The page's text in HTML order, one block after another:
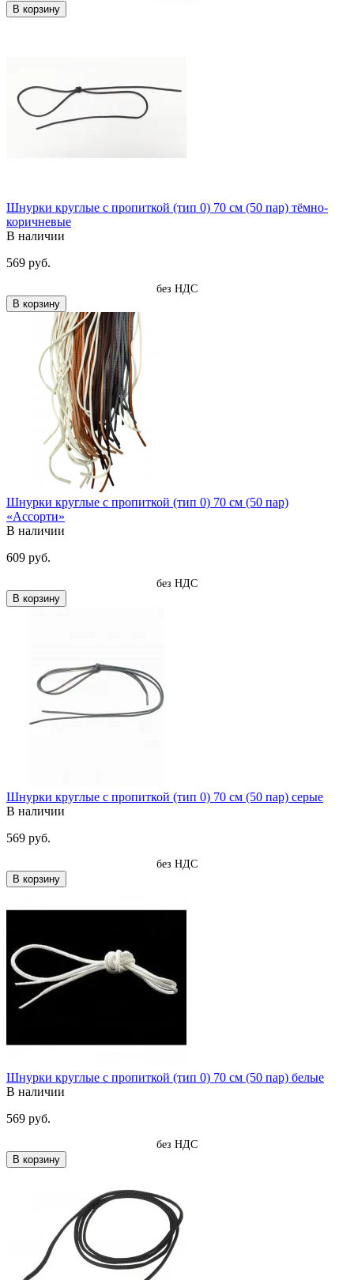
В корзину
Шнурки круглые с пропиткой (тип 0) 70 см (50 пар) тёмно-
коричневые
В наличии
569 руб.
без НДС
В корзину
Шнурки круглые с пропиткой (тип 0) 70 см (50 пар)
«Ассорти»
В наличии
609 руб.
без НДС
В корзину
Шнурки круглые с пропиткой (тип 0) 70 см (50 пар) серые
В наличии
569 руб.
без НДС
В корзину
Шнурки круглые с пропиткой (тип 0) 70 см (50 пар) белые
В наличии
569 руб.
без НДС
В корзину